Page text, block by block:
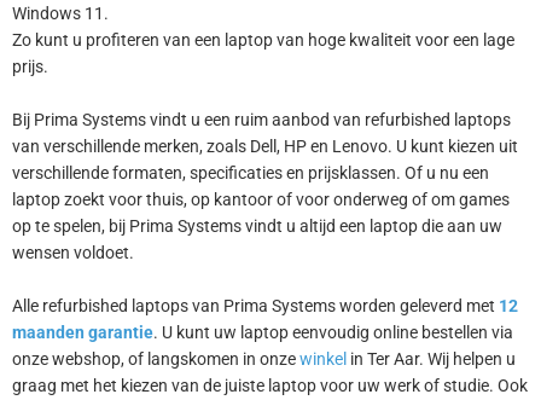
Windows 11.
Zo kunt u profiteren van een laptop van hoge kwaliteit voor een lage
prijs.
Bij Prima Systems vindt u een ruim aanbod van refurbished laptops
van verschillende merken, zoals Dell, HP en Lenovo. U kunt kiezen uit
verschillende formaten, specificaties en prijsklassen. Of u nu een
laptop zoekt voor thuis, op kantoor of voor onderweg of om games
op te spelen, bij Prima Systems vindt u altijd een laptop die aan uw
wensen voldoet.
Alle refurbished laptops van Prima Systems worden geleverd met 12
maanden garantie. U kunt uw laptop eenvoudig online bestellen via
onze webshop, of langskomen in onzewinkel in Ter Aar. Wij helpen u
graag met het kiezen van de juiste laptop voor uw werk of studie. Ook